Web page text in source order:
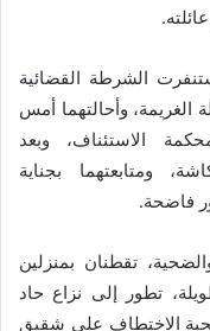
الواقعة استنفرت الشرطة القضائية
الغريمة، وأحالتهما أمس
الاستئناف، وبعد
ومتابعتهما بجناية
فاضحة.
تقطنان بمنزلين
تطور إلى نزاع حاد
الاختطاف على شقيق